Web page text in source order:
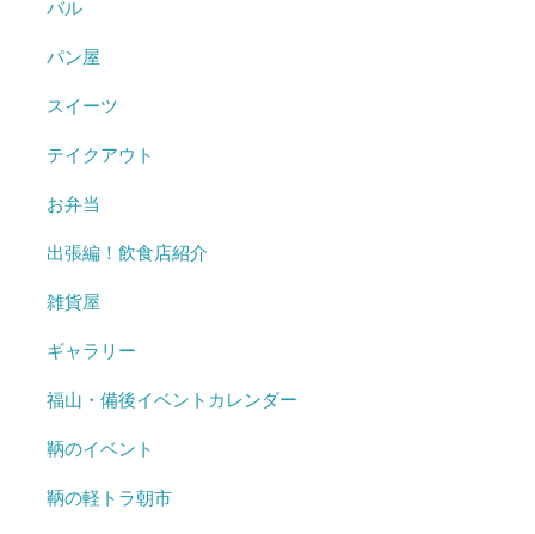
バル
パン屋
スイーツ
テイクアウト
お弁当
出張編！飲食店紹介
雑貨屋
ギャラリー
福山・備後イベントカレンダー
鞆のイベント
鞆の軽トラ朝市